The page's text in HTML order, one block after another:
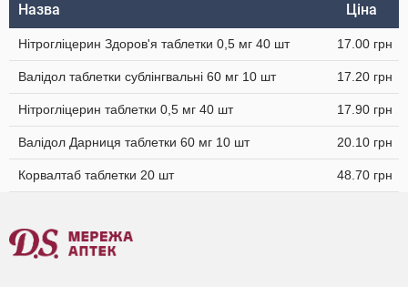
Назва Ціна
Нітрогліцерин Здоров'я таблетки 0,5 мг 40 шт 17.00 грн
Валідол таблетки сублінгвальні 60 мг 10 шт 17.20 грн
Нітрогліцерин таблетки 0,5 мг 40 шт 17.90 грн
Валідол Дарниця таблетки 60 мг 10 шт 20.10 грн
Корвалтаб таблетки 20 шт 48.70 грн